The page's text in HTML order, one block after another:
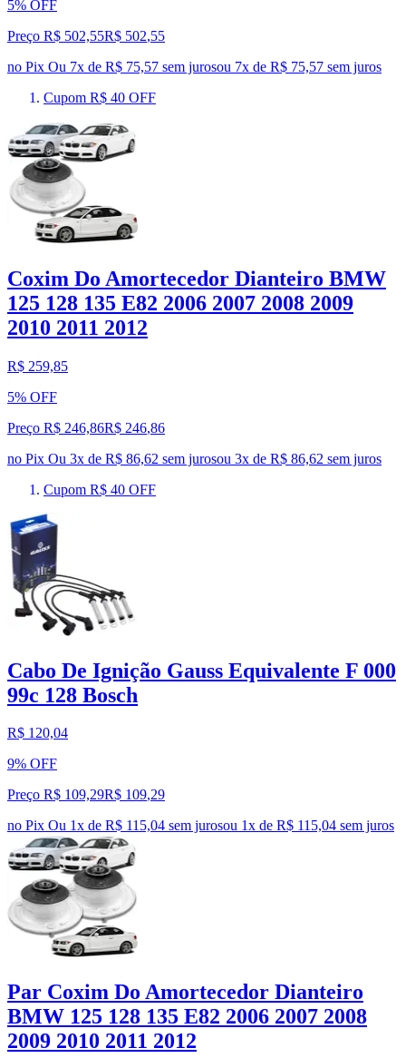
5% OFF
Preço R$ 502,55R$ 502,55
no Pix Ou 7x de R$ 75,57 sem jurosou 7x de R$ 75,57 sem juros
Cupom R$ 40 OFF
Coxim Do Amortecedor Dianteiro BMW
125 128 135 E82 2006 2007 2008 2009
2010 2011 2012
R$ 259,85
5% OFF
Preço R$ 246,86R$ 246,86
no Pix Ou 3x de R$ 86,62 sem jurosou 3x de R$ 86,62 sem juros
Cupom R$ 40 OFF
Cabo De Ignição Gauss Equivalente F 000
99c 128 Bosch
R$ 120,04
9% OFF
Preço R$ 109,29R$ 109,29
no Pix Ou 1x de R$ 115,04 sem jurosou 1x de R$ 115,04 sem juros
Par Coxim Do Amortecedor Dianteiro
BMW 125 128 135 E82 2006 2007 2008
2009 2010 2011 2012